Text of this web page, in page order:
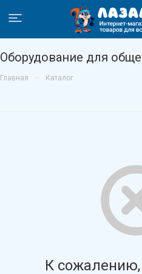
Оборудование для
Главная – Каталог
К сожалению,